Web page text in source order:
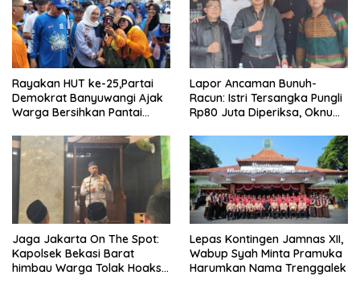
Rayakan HUT ke-25,Partai
Demokrat Banyuwangi Ajak
Warga Bersihkan Pantai
Lapor Ancaman Bunuh-
Racun: Istri Tersangka Pungli
Rp80 Juta Diperiksa, Oknum
Disdagperin
Jaga Jakarta On The Spot:
Kapolsek Bekasi Barat
himbau Warga Tolak Hoaks
Lepas Kontingen Jamnas XII,
Wabup Syah Minta Pramuka
Harumkan Nama Trenggalek